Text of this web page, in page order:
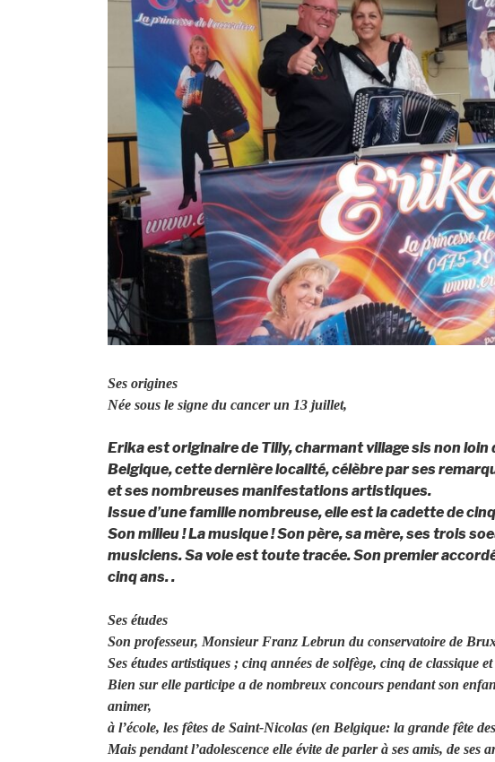
Ses origines
Née sous le signe du cancer un 13 juillet,
Erika est originaire de Tilly, charmant village sis non loin
Belgique, cette dernière localité, célèbre par ses
et ses nombreuses manifestations artistiques.
Issue d’une famille nombreuse, elle est la cadette de
Son milieu ! La musique ! Son père, sa mère, ses trois
musiciens. Sa voie est toute tracée. Son premier
cinq ans. .
Ses études
Son professeur, Monsieur Franz Lebrun du conservatoire de
Ses études artistiques ; cinq années de solfège, cinq de classique
Bien sur elle participe a de nombreux concours pendant son
animer,
à l’école, les fêtes de Saint-Nicolas (en Belgique: la grande fête
Mais pendant l’adolescence elle évite de parler à ses amis, de ses